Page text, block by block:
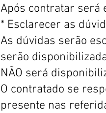
Após contratar será
* Esclarecer as
As dúvidas serão
serão
NÃO será
O contratado se
presente nas